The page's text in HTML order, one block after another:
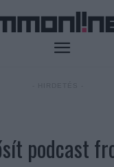
podcast